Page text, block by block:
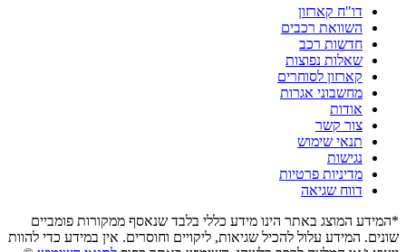
דו"ח קארזון
השוואת רכבים
חדשות רכב
שאלות נפוצות
קארזון לסוחרים
מחשבוני אגרות
אודות
צור קשר
תנאי שימוש
נגישות
מדיניות פרטיות
דווח שגיאה
*המידע המוצג באתר הינו מידע כללי בלבד שנאסף ממקורות פומביים
שונים. המידע עלול להכיל שגיאות, ליקויים וחוסרים. אין במידע כדי להוות